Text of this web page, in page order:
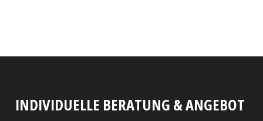
INDIVIDUELLE BERATUNG & ANGEBOT